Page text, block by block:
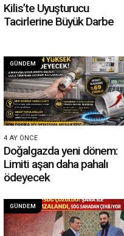
Kilis’te Uyuşturucu
Tacirlerine Büyük Darbe
GÜNDEM
4 AY ÖNCE
Doğalgazda yeni dönem:
Limiti aşan daha pahalı
ödeyecek
GÜNDEM